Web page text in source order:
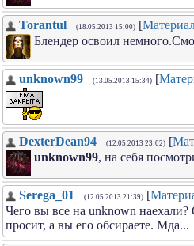
Torantul (18.05.2013 15:00) [
Блендер освоил
unknоwn99 (13.05.2013 15:34) [
DexterDean94 (12.05.2013 23:02) [
unknоwn99, на себя
Serega_01 (12.05.2013 21:39) [
Чего вы все на unknown
просит, а вы его обсираете. Мда...